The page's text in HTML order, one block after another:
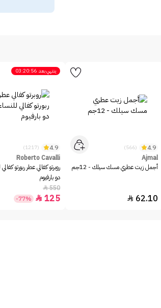
4.9
(566)
Ajmal
أجمل زيت عطري مسك سيلك - 12جم
62.10

ينتهي بعد 03:20:56
4.9
(1217)
Roberto Cavalli
روبرتو كفالي عطر ربورتو
دو بارفيوم
550

125

-77%